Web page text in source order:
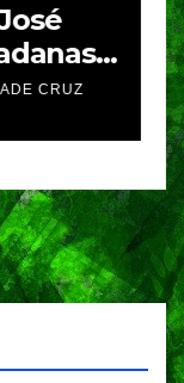
y
CRUZ